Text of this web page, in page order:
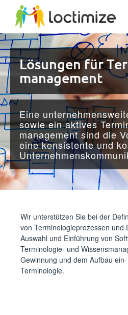
Skip to main content
Lösungen für
management
Eine
sowie ein aktives
management sind die
eine konsistente und
Lösungen für
management
Eine
sowie ein aktives
ment sind die
konsistente und
Wir unterstützen Sie bei der
von Terminologieprozessen und
Auswahl und Einführung von
Terminologie- und
Gewinnung und dem Aufbau
Terminologie.